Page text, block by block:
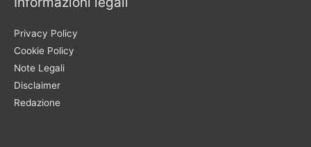
Privacy Policy
Cookie Policy
Note Legali
Disclaimer
Redazione